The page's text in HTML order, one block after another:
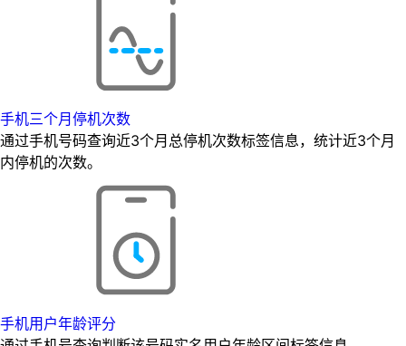
手机三个月停机次数
通过手机号码查询近3个月总停机次数标签信息，统计近3个月
内停机的次数。
手机用户年龄评分